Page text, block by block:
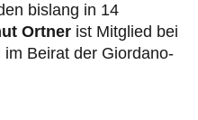
bislang in 14
Ortner ist Mitglied bei
Beirat der Giordano-